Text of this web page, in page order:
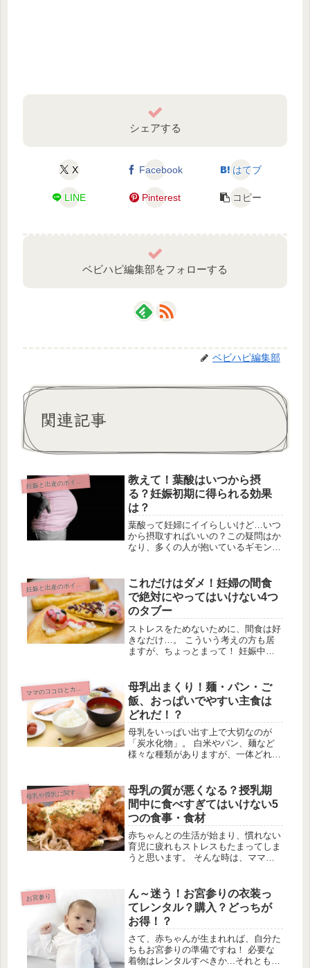
シェアする
X Facebook はてブ
LINE Pinterest コピー
ベビハピ編集部をフォローする
ベビハピ編集部
関連記事
妊
娠と出産のポイント
教えて！葉酸はいつから摂
る？妊娠初期に得られる効果
は？
葉酸って妊婦にイイらしいけど…いつ
から摂取すればいいの？この疑問はか
なり、多くの人が抱いているギモンで
ね。良いとは聞いていても、具体的な
メリットがわからないと摂取するのも
面...
妊
娠と出産のポイント
これだけはダメ！妊婦の間食
で絶対にやってはいけない4つ
のタブー
ストレスをためないために、間食は好
きなだけ…。 こういう考えの方も居
ますが、ちょっとまって！ 妊娠中の
ません！ そこで、必ず知っておいて
ほしい、妊婦の間食でやってはいけな
い...
マ
マのココロとカラダ
母乳出まくり！麺・パン・ご
飯、おっぱいでやすい主食は
どれだ！？
母乳をいっぱい出す上で大切なのが
「炭水化物」。 白米やパン、麺など
様々な種類がありますが、一体どれが
り「白米」です。 日本人だからお米
は食べ慣れているし、なんとなくわか
るけ...
母
乳や授乳に関すること
母乳の質が悪くなる？授乳期
間中に食べすぎてはいけない5
つの食事・食材
赤ちゃんとの生活が始まり、慣れない
育児に疲れもストレスもたまってしま
うと思います。 そんな時は、ママも
乳中は「何でも好きなだけ食べてイ
イ」というわけではありません。 実
は食...
お宮参り
ん～迷う！お宮参りの衣装っ
てレンタル？購入？どっちが
お得！？
さて、赤ちゃんが生まれれば、自分た
ちもお宮参りの準備ですね！ 必要な
着物はレンタルすべきか...それとも購